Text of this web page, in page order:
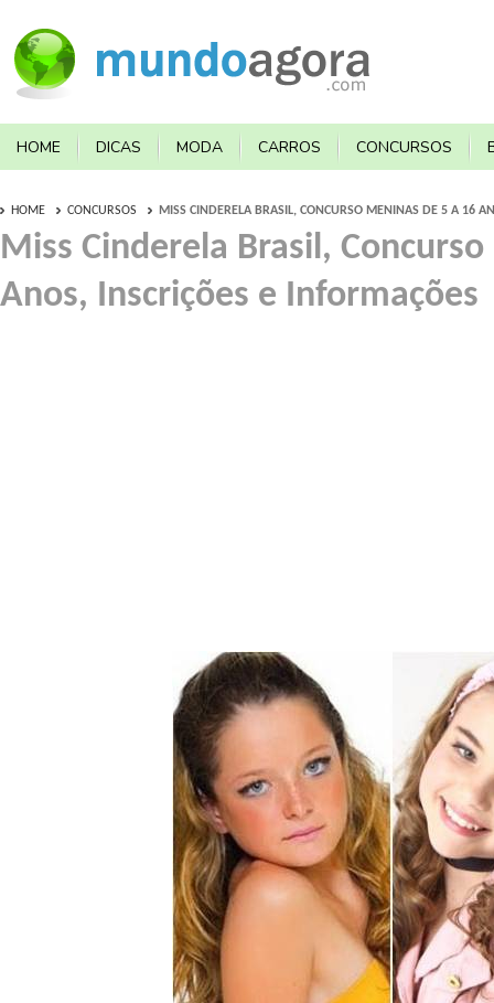
HOME DICAS MODA CARROS CONCURSOS
HOME CONCURSOS MISS CINDERELA BRASIL, CONCURSO MENINAS DE 5 A 16
Miss Cinderela Brasil,
Anos, Inscrições e Informações